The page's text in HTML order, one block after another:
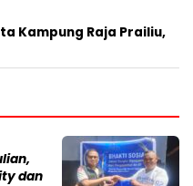
Kampung Raja Prailiu,
dan